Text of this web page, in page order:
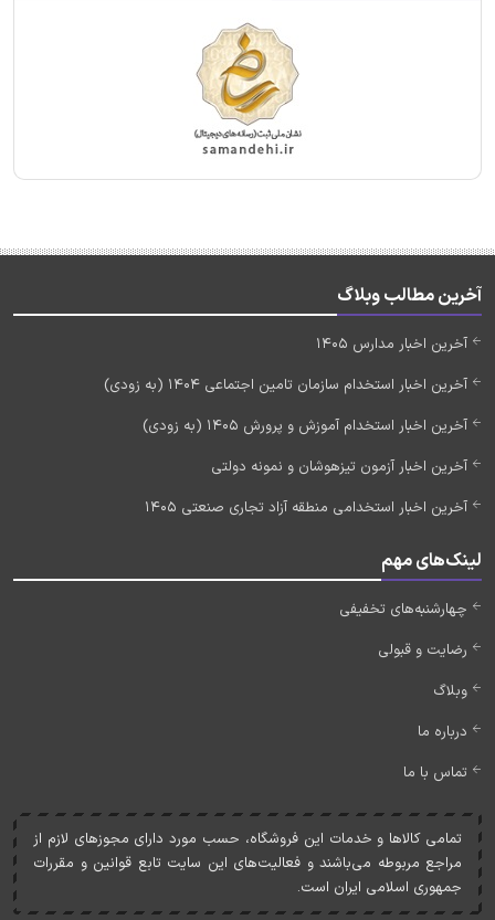
آخرین مطالب وبلاگ
آخرین اخبار مدارس 1405
آخرین اخبار استخدام سازمان تامین اجتماعی 1404 (به زودی)
آخرین اخبار استخدام آموزش و پرورش 1405 (به زودی)
آخرین اخبار آزمون تیزهوشان و نمونه دولتی
آخرین اخبار استخدامی منطقه آزاد تجاری صنعتی 1405
لینک‌های مهم
چهارشنبه‌های تخفیفی
رضایت و قبولی
وبلاگ
درباره ما
تماس با ما
تمامی کالاها و خدمات اين فروشگاه، حسب مورد دارای مجوزهای لازم از
مراجع مربوطه می‌باشند و فعاليت‌های اين سايت تابع قوانين و مقررات
جمهوری اسلامی ايران است.